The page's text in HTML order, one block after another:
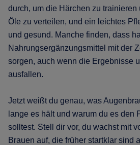
durch, um die Härchen zu trainieren
Öle zu verteilen, und ein leichtes
und gesund. Manche finden, dass
Nahrungsergänzungsmittel mit der
sorgen, auch wenn die Ergebnisse
ausfallen.
Jetzt weißt du genau, was
lange es hält und warum du es den
solltest. Stell dir vor, du wachst mit
Brauen auf, die früher startklar sind